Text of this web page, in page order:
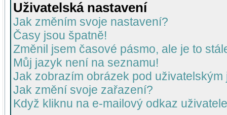
Uživatelská nastavení
Jak změním svoje nastavení?
Časy jsou špatně!
Změnil jsem časové pásmo, ale je to
Můj jazyk není na seznamu!
Jak zobrazím obrázek pod uživatelským
Jak změní svoje zařazení?
Když kliknu na e-mailový odkaz